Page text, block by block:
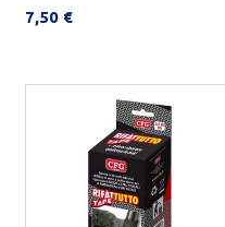
7,50 €